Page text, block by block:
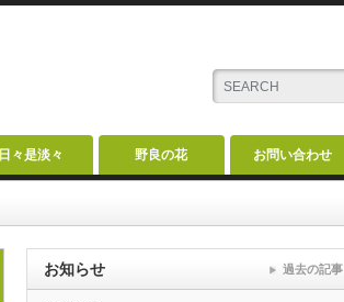
日々是淡々 野良の花 お問い合わせ
お知らせ 過去の記事